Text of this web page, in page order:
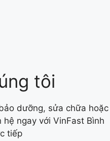
tôi
dưỡng, sửa chữa hoặc
ngay với VinFast Bình
tiếp